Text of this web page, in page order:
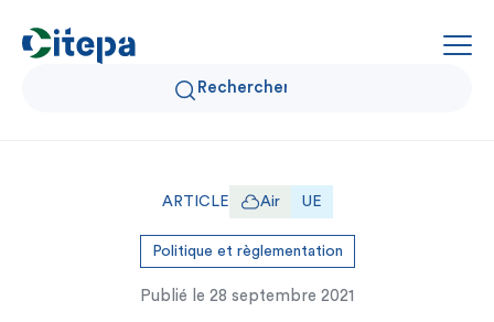
Qui sommes-nous ?
Données Air et Climat
Actualités et décryptages
ARTICLE Air UE
Politique et règlementation
Publié le 28 septembre 2021